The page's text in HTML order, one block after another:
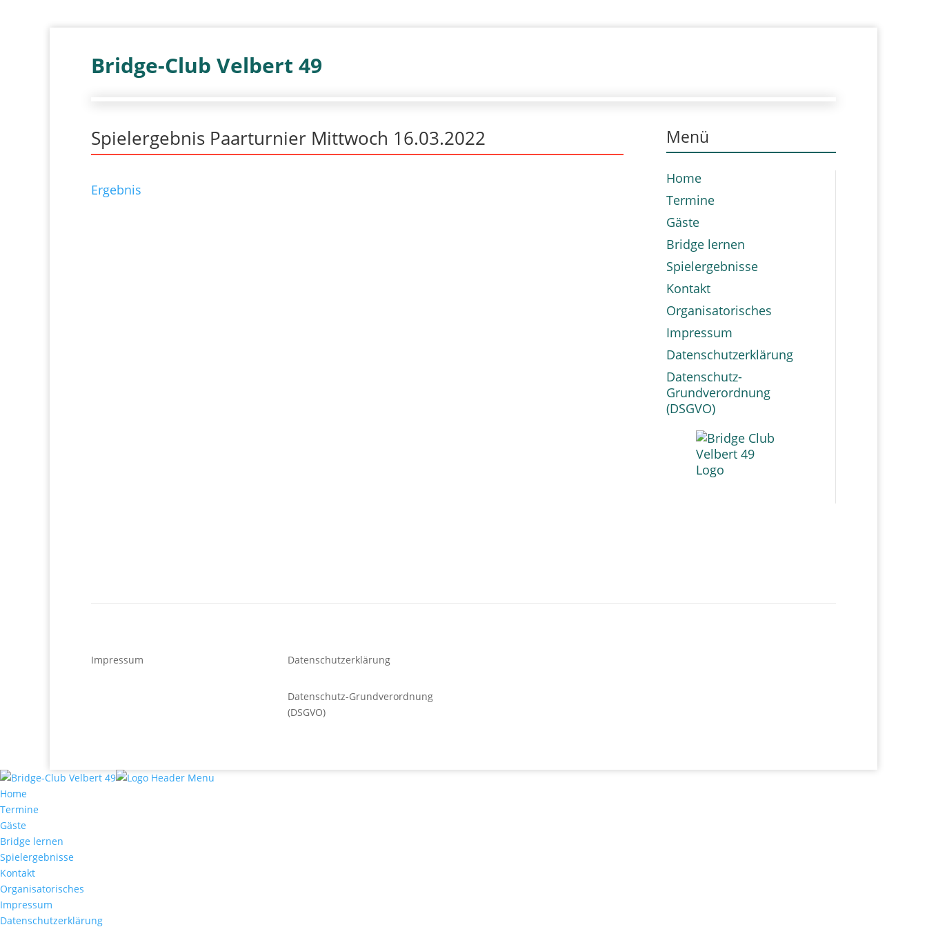
Bridge-Club Velbert 49
Spielergebnis Paarturnier Mittwoch 16.03.2022
Ergebnis
Menü
Home
Termine
Gäste
Bridge lernen
Spielergebnisse
Kontakt
Organisatorisches
Impressum
Datenschutzerklärung
Datenschutz-
Grundverordnung
(DSGVO)
Impressum Datenschutzerklärung
Datenschutz-Grundverordnung
(DSGVO)
Home
Termine
Gäste
Bridge lernen
Spielergebnisse
Kontakt
Organisatorisches
Impressum
Datenschutzerklärung